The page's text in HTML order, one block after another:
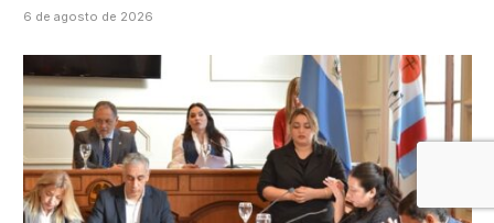
6 de agosto de 2026